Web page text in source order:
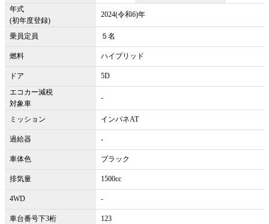
年式
(初年度登録)
2024(令和6)年
乗員定員 ５名
燃料 ハイブリッド
ドア
5D
エコカー減税
対象車
-
ミッション インパネAT
過給器 -
車体色 ブラック
排気量 1500cc
4WD -
車台番号下3桁 123